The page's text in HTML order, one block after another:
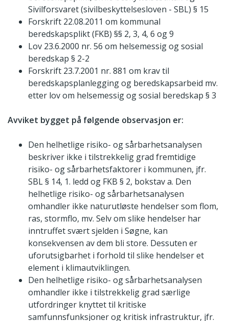
Sivilforsvaret (sivilbeskyttelsesloven - SBL) § 15
Forskrift 22.08.2011 om kommunal
beredskapsplikt (FKB) §§ 2, 3, 4, 6 og 9
Lov 23.6.2000 nr. 56 om helsemessig og sosial
beredskap § 2-2
Forskrift 23.7.2001 nr. 881 om krav til
beredskapsplanlegging og beredskapsarbeid mv.
etter lov om helsemessig og sosial beredskap § 3
Avviket bygget på følgende observasjon er:
Den helhetlige risiko- og sårbarhetsanalysen
beskriver ikke i tilstrekkelig grad fremtidige
risiko- og sårbarhetsfaktorer i kommunen, jfr.
SBL § 14, 1. ledd og FKB § 2, bokstav a. Den
helhetlige risiko- og sårbarhetsanalysen
omhandler ikke naturutløste hendelser som flom,
ras, stormflo, mv. Selv om slike hendelser har
inntruffet svært sjelden i Søgne, kan
konsekvensen av dem bli store. Dessuten er
uforutsigbarhet i forhold til slike hendelser et
element i klimautviklingen.
Den helhetlige risiko- og sårbarhetsanalysen
omhandler ikke i tilstrekkelig grad særlige
utfordringer knyttet til kritiske
samfunnsfunksjoner og kritisk infrastruktur, jfr.